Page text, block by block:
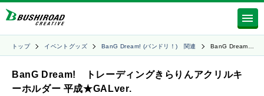
トップ イベントグッズ BanG Dream! (バンドリ！) 関連 BanG Dream…
BanG Dream! トレーディングきらりんアクリルキ
ーホルダー 平成★GALver.